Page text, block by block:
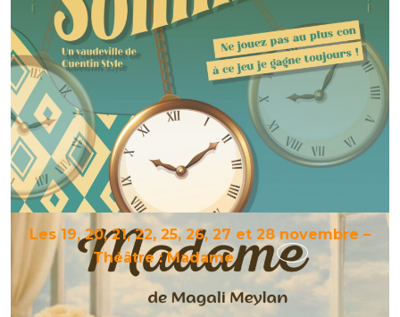
2,
3,
Sommeil
!
Les 19, 20, 21, 22, 25, 26, 27 et 28 novembre –
Théâtre : Madame
Les
19,
20,
21,